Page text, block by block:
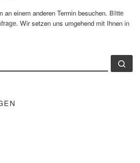
an einem anderen Termin besuchen. Bitte
Wir setzen uns umgehend mit Ihnen in